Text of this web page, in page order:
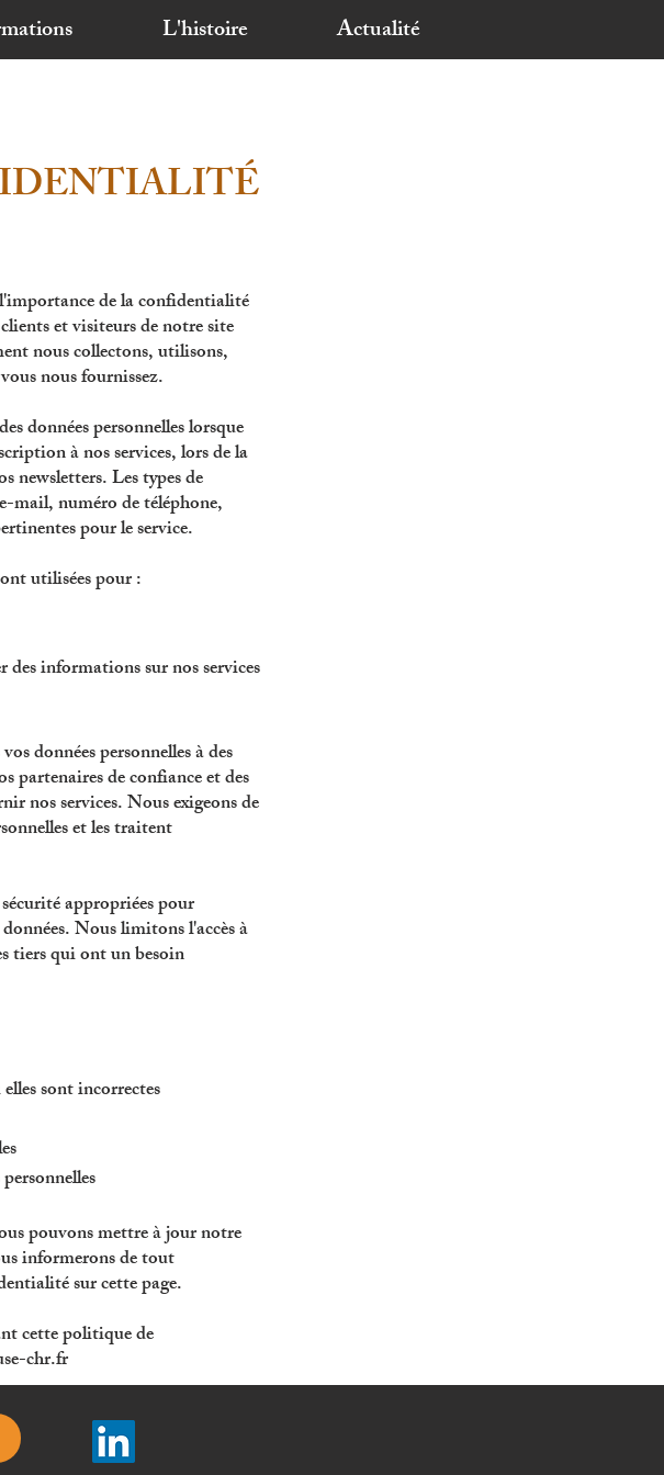
L'histoire Actualité
de la confidentialité
et visiteurs de notre site
nous collectons, utilisons,
nous fournissez.
données personnelles lorsque
à nos services, lors de la
newsletters. Les types de
mail, numéro de téléphone,
pour le service.
utilisées pour :
informations sur nos services
données personnelles à des
partenaires de confiance et des
nos services. Nous exigeons de
et les traitent
appropriées pour
Nous limitons l'accès à
tiers qui ont un besoin
sont incorrectes
pouvons mettre à jour notre
informerons de tout
sur cette page.
cette politique de
chr.fr